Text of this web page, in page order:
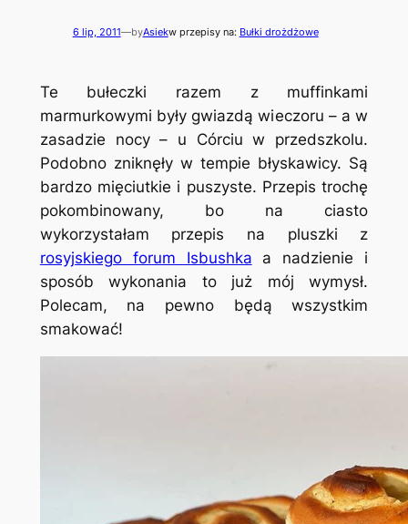
6 lip, 2011—byAsiekw przepisy na: Bułki drożdżowe
Te bułeczki razem z muffinkami
marmurkowymi były gwiazdą wieczoru – a w
zasadzie nocy – u Córciu w przedszkolu.
Podobno zniknęły w tempie błyskawicy. Są
bardzo mięciutkie i puszyste. Przepis trochę
pokombinowany, bo na ciasto
wykorzystałam przepis na pluszki z
rosyjskiego forum Isbushka a nadzienie i
sposób wykonania to już mój wymysł.
Polecam, na pewno będą wszystkim
smakować!